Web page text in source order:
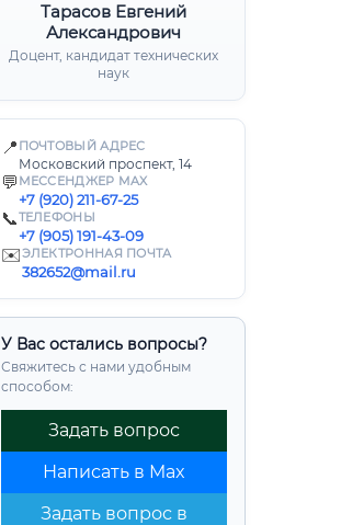
Тарасов Евгений
Александрович
Доцент, кандидат технических
наук
📍 ПОЧТОВЫЙ АДРЕС
Московский проспект, 14
💬 МЕССЕНДЖЕР MAX
+7 (920) 211-67-25
📞ТЕЛЕФОНЫ
+7 (905) 191-43-09
✉️ЭЛЕКТРОННАЯ ПОЧТА
382652@mail.ru
У Вас остались вопросы?
Свяжитесь с нами удобным
способом:
Задать вопрос
Написать в Max
Задать вопрос в